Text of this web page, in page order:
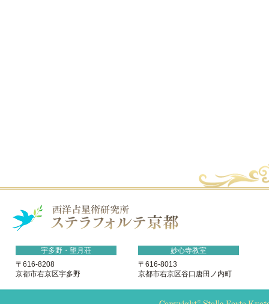
宇多野・望月荘
〒616-8208
京都市右京区宇多野
妙心寺教室
〒616-8013
京都市右京区谷口唐田ノ内町